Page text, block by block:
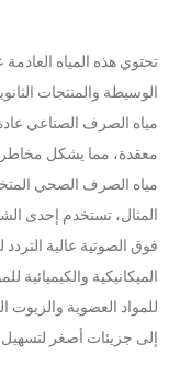
تحتوي هذه المياه
الوسيطة والمنتجات
مياه الصرف الصناعي
معقدة، مما يشكل مخاطر
مياه الصرف الصحي
المثال، تستخدم إحدى
فوق الصوتية عالية
الميكانيكية
للمواد العضوية
إلى جزيئات أصغر لتسهيل